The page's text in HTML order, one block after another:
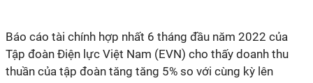
Báo cáo tài chính hợp nhất 6 tháng đầu năm 2022 của
Tập đoàn Điện lực Việt Nam (EVN) cho thấy doanh thu
thuần của tập đoàn tăng tăng 5% so với cùng kỳ lên